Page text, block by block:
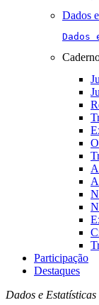
Dados
Participação
Destaques
Dados e Estatísticas